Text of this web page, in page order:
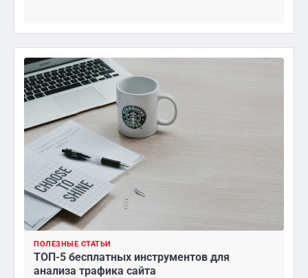
ПОЛЕЗНЫЕ СТАТЬИ
ТОП-5 бесплатных инструментов для
анализа трафика сайта